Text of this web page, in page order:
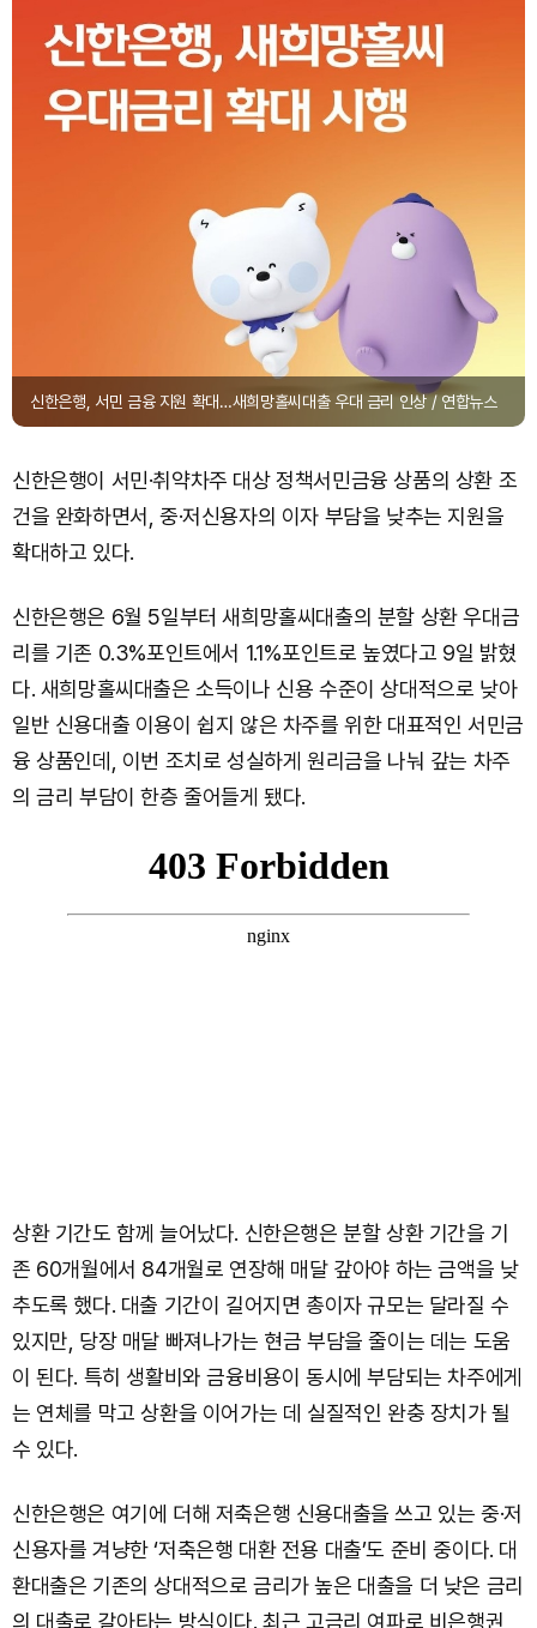
Dogecoin (DOGE) ₩ 99.84
신한은행, 서민 금융 지원 확대…새희망홀씨대출 우대 금리 인상 / 연합뉴스
신한은행이 서민·취약차주 대상 정책서민금융 상품의 상환 조
건을 완화하면서, 중·저신용자의 이자 부담을 낮추는 지원을
확대하고 있다.
신한은행은 6월 5일부터 새희망홀씨대출의 분할 상환 우대금
리를 기존 0.3%포인트에서 1.1%포인트로 높였다고 9일 밝혔
다. 새희망홀씨대출은 소득이나 신용 수준이 상대적으로 낮아
일반 신용대출 이용이 쉽지 않은 차주를 위한 대표적인 서민금
융 상품인데, 이번 조치로 성실하게 원리금을 나눠 갚는 차주
의 금리 부담이 한층 줄어들게 됐다.
상환 기간도 함께 늘어났다. 신한은행은 분할 상환 기간을 기
존 60개월에서 84개월로 연장해 매달 갚아야 하는 금액을 낮
추도록 했다. 대출 기간이 길어지면 총이자 규모는 달라질 수
있지만, 당장 매달 빠져나가는 현금 부담을 줄이는 데는 도움
이 된다. 특히 생활비와 금융비용이 동시에 부담되는 차주에게
는 연체를 막고 상환을 이어가는 데 실질적인 완충 장치가 될
수 있다.
신한은행은 여기에 더해 저축은행 신용대출을 쓰고 있는 중·저
신용자를 겨냥한 ‘저축은행 대환 전용 대출’도 준비 중이다. 대
환대출은 기존의 상대적으로 금리가 높은 대출을 더 낮은 금리
의 대출로 갈아타는 방식이다. 최근 고금리 여파로 비은행권